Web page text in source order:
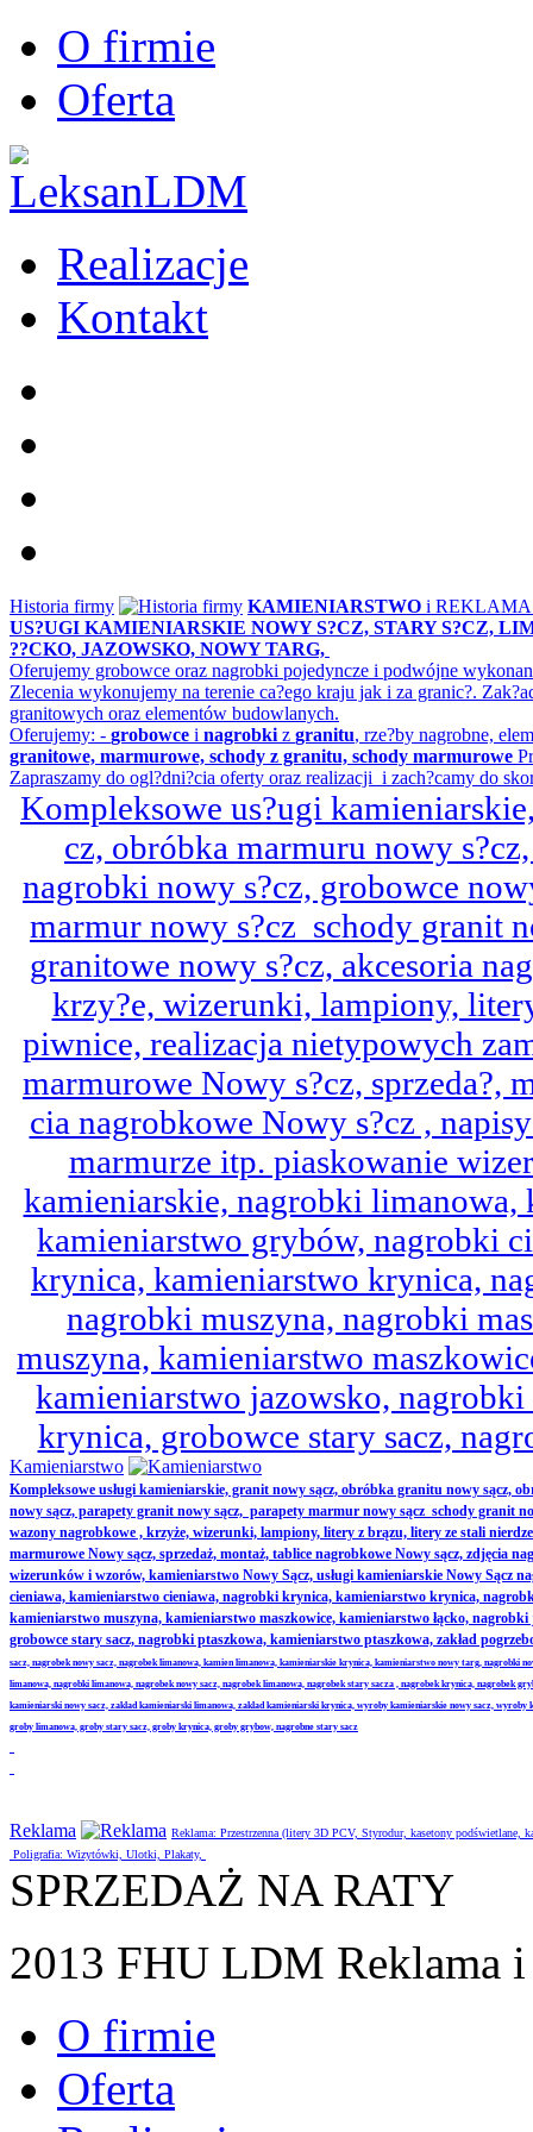
O firmie
Oferta
Realizacje
Kontakt
Historia firmy KAMIENIARSTWO i
US?UGI KAMIENIARSKIE NOWY S?CZ, STARY S?CZ,
??CKO, JAZOWSKO, NOWY TARG,
Oferujemy grobowce oraz nagrobki pojedyncze i podwójne
Zlecenia wykonujemy na terenie ca?ego kraju jak i za granic?.
granitowych oraz elementów budowlanych.
Oferujemy: - grobowce i nagrobki z granitu, rze?by nagrobne,
granitowe, marmurowe, schody z granitu, schody marmurowe
Zapraszamy do ogl?dni?cia oferty oraz realizacji i zach?camy do
Kompleksowe us?ugi
cz, obróbka marmuru nowy
nagrobki nowy s?cz, grobowce
marmur nowy s?cz schody granit
granitowe nowy s?cz, akcesoria
krzy?e, wizerunki, lampiony,
piwnice, realizacja nietypowych
marmurowe Nowy s?cz, sprzeda?,
cia nagrobkowe Nowy s?cz ,
marmurze itp. piaskowanie
kamieniarskie, nagrobki
kamieniarstwo grybów, nagrobki
krynica, kamieniarstwo krynica,
nagrobki muszyna, nagrobki
muszyna, kamieniarstwo
kamieniarstwo jazowsko,
krynica, grobowce stary sacz,
Kamieniarstwo
Kompleksowe usługi kamieniarskie, granit nowy sącz, obróbka granitu nowy sącz,
nowy sącz, parapety granit nowy sącz, parapety marmur nowy sącz schody granit
wazony nagrobkowe , krzyże, wizerunki, lampiony, litery z brązu, litery ze stali
marmurowe Nowy sącz, sprzedaż, montaż, tablice nagrobkowe Nowy sącz, zdjęcia
wizerunków i wzorów, kamieniarstwo Nowy Sącz, usługi kamieniarskie Nowy
cieniawa, kamieniarstwo cieniawa, nagrobki krynica, kamieniarstwo krynica,
kamieniarstwo muszyna, kamieniarstwo maszkowice, kamieniarstwo łącko,
grobowce stary sacz, nagrobki ptaszkowa, kamieniarstwo ptaszkowa, zakład
sacz, nagrobek nowy sacz, nagrobek limanowa, kamien limanowa, kamieniarskie krynica, kamieniarstwo nowy targ,
limanowa, nagrobki limanowa, nagrobek nowy sacz, nagrobek limanowa, nagrobek stary sacza , nagrobek krynica, nagrobek
kamieniarski nowy sacz, zaklad kamieniarski limanowa, zaklad kamieniarski krynica, wyroby kamieniarskie nowy sacz,
groby limanowa, groby stary sacz, groby krynica, groby grybow, nagrobne stary sacz
Reklama
Reklama: Przestrzenna (litery 3D PCV, Styrodur, kasetony
Poligrafia: Wizytówki, Ulotki, Plakaty,
SPRZEDAŻ NA RATY
2013 FHU LDM Reklama
O firmie
Oferta